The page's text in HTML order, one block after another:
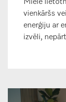
Miele
vienkāršs
enerģiju ar
izvēli,